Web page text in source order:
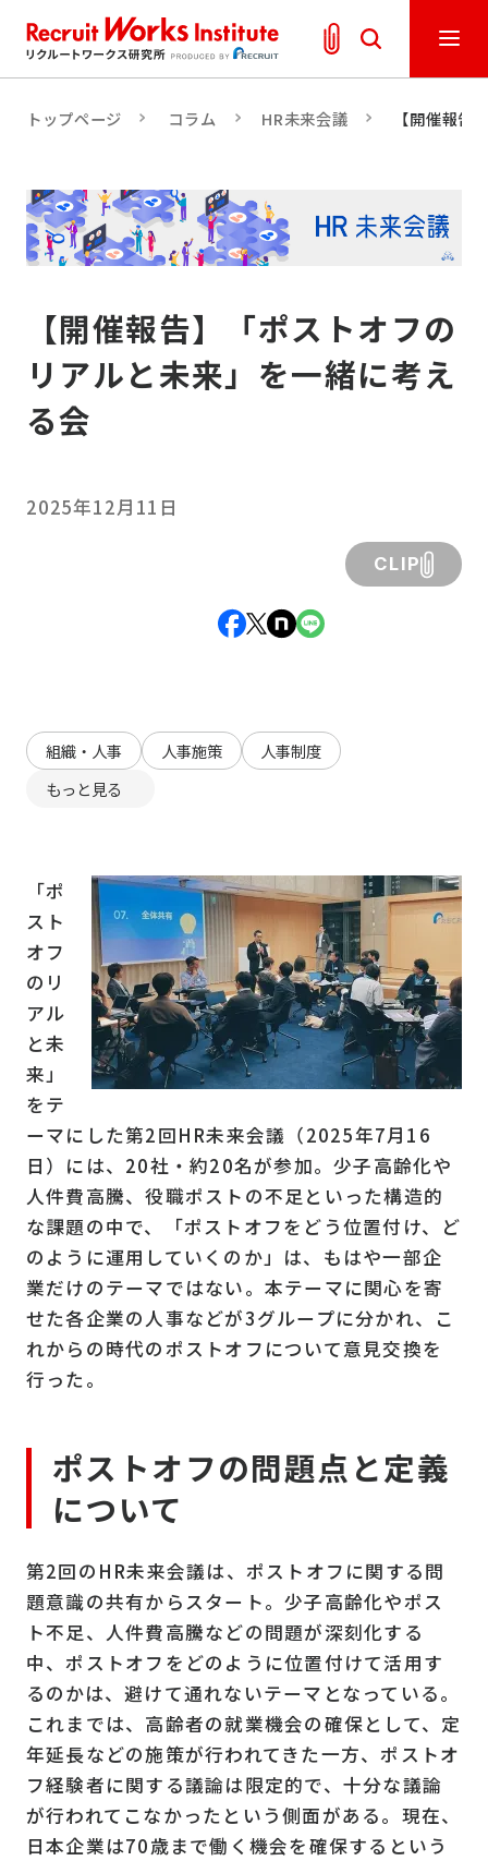
トップページ コラム HR未来会議 【開催報告
【開催報告】「ポストオフの
リアルと未来」を一緒に考え
る会
2025年12月11日
CLIP
組織・人事 人事施策
人事制度
もっと見る
「ポ
スト
オフ
のリ
アル
と未
来」
をテ
ーマにした第2回HR未来会議（2025年7月16
日）には、20社・約20名が参加。少子高齢化や
人件費高騰、役職ポストの不足といった構造的
な課題の中で、「ポストオフをどう位置付け、ど
のように運用していくのか」は、もはや一部企
業だけのテーマではない。本テーマに関心を寄
せた各企業の人事などが3グループに分かれ、こ
れからの時代のポストオフについて意見交換を
行った。
ポストオフの問題点と定義
について
第2回のHR未来会議は、ポストオフに関する問
題意識の共有からスタート。少子高齢化やポス
ト不足、人件費高騰などの問題が深刻化する
中、ポストオフをどのように位置付けて活用す
るのかは、避けて通れないテーマとなっている。
これまでは、高齢者の就業機会の確保として、定
年延長などの施策が行われてきた一方、ポストオ
フ経験者に関する議論は限定的で、十分な議論
が行われてこなかったという側面がある。現在、
日本企業は70歳まで働く機会を確保するという